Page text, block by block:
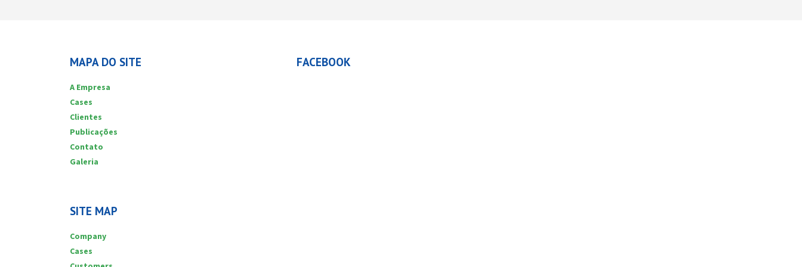
MAPA DO SITE
A Empresa
Cases
Clientes
Publicações
Contato
Galeria
SITE MAP
Company
Cases
FACEBOOK